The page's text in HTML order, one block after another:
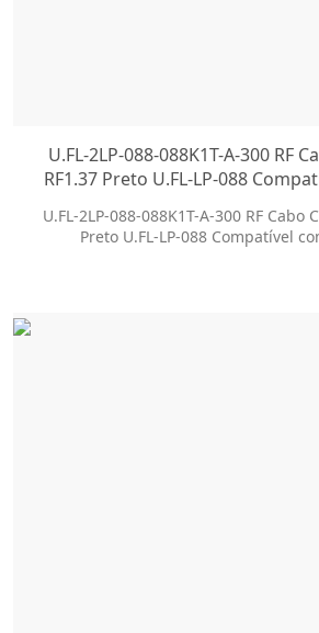
U.FL-2LP-088-088K1T-A-300 RF
RF1.37 Preto U.FL-LP-088
U.FL-2LP-088-088K1T-A-300 RF Cabo
Preto U.FL-LP-088 Compatível